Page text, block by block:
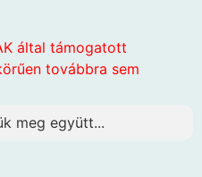
által támogatott
továbbra sem
meg együtt...